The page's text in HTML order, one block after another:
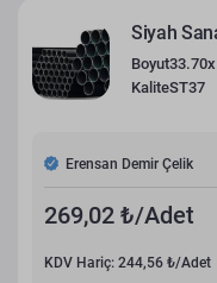
Siyah
Boyut
KaliteST37
Erensan Demir Çelik
269,02 ₺/Adet
KDV Hariç: 244,56 ₺/Adet